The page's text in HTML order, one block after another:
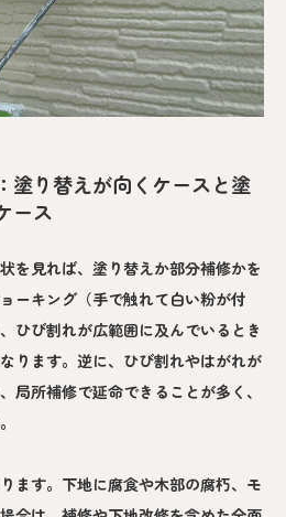
塗り替えが向くケースと塗
ース
を見れば、塗り替えか部分補修かを
ーキング（手で触れて白い粉が付
ひび割れが広範囲に及んでいるとき
ります。逆に、ひび割れやはがれが
局所補修で延命できることが多く、
ます。下地に腐食や木部の腐朽、モ